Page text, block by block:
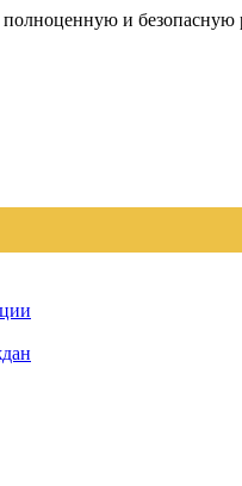
полноценную и